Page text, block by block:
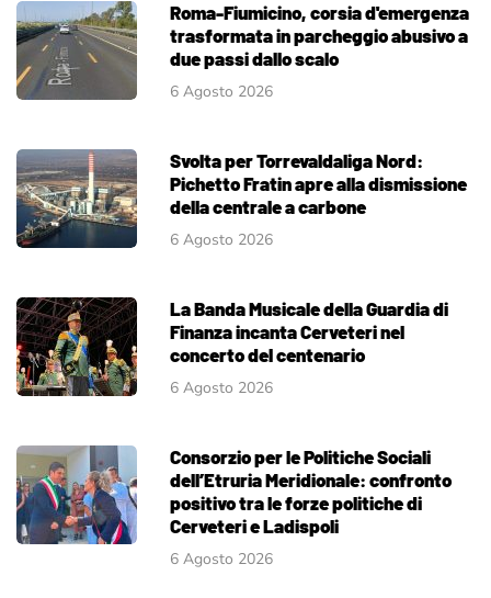
Roma-Fiumicino, corsia d'emergenza
trasformata in parcheggio abusivo a
due passi dallo scalo
6 Agosto 2026
Svolta per Torrevaldaliga Nord:
Pichetto Fratin apre alla dismissione
della centrale a carbone
6 Agosto 2026
La Banda Musicale della Guardia di
Finanza incanta Cerveteri nel
concerto del centenario
6 Agosto 2026
Consorzio per le Politiche Sociali
dell’Etruria Meridionale: confronto
positivo tra le forze politiche di
Cerveteri e Ladispoli
6 Agosto 2026